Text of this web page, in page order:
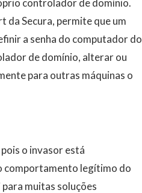
controlador de domínio.
da Secura, permite que um
a senha do computador do
de domínio, alterar ou
para outras máquinas o
o invasor está
comportamento legítimo do
muitas soluções